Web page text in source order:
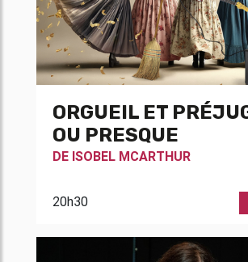
ORGUEIL ET
OU PRESQUE
DE ISOBEL MCARTHUR
20h30